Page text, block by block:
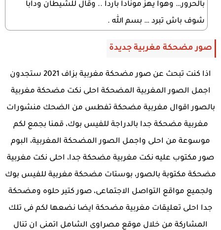
بالحرور… وهوا يهز مونادا باردا .. وقال للشيطان ودابا
شوف باش تبرد … بسم الله .
صور مضحكة مغربية جديدة
اذا كنت تبحث عن صور مضحكة مغربية بزاف 2021 ستجدون
اجمل الصور المغربية المضحكة احلى نكت مضحكة مغربية
بالصور اقوال مغربية مضحكة تفطس من الضحك منشورات
مغربية مضحكة جدا بالدراجة للفيس بوك، قمنا بجمع لكم
موسوعة من احلى واجمل الصور المضحكة المغربية، البوم
صور مكتوب عليه نكت مغربية مضحكة جدا، احلى نكت مغربية
مضحكة مكتوبة بالصور، بوستات مضحكة مغربية للفيس بوك
ولجميع مواقع التواصل الاجتماعى، صور كتير حلوه ومضحكة
جدا احلى تعليقات مغربية مضحكة ايضا نضعها لكم فى تلك
المشاركة من خلال موقع مصراوى الشامل اتمنى ان تنال